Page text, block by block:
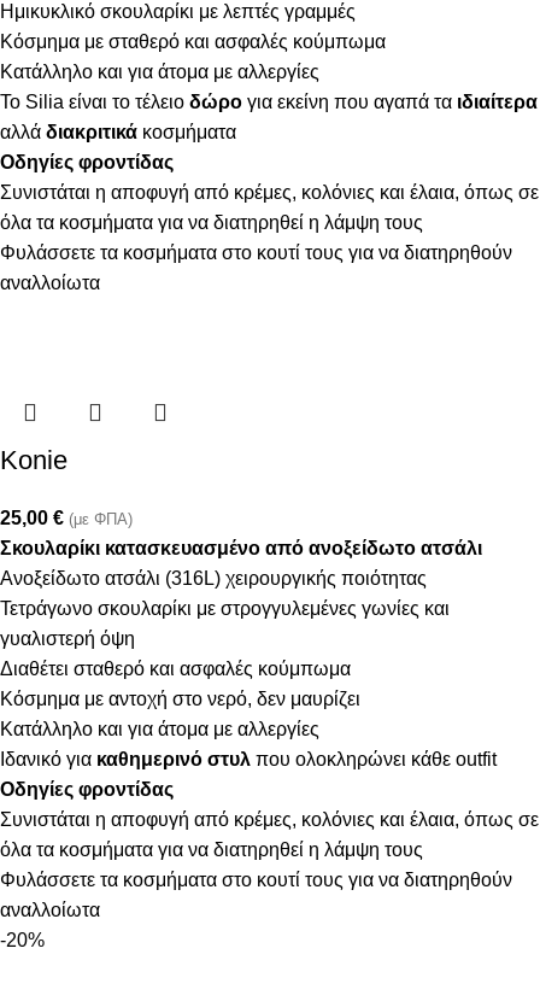
Ημικυκλικό σκουλαρίκι με λεπτές γραμμές
Κόσμημα με σταθερό και ασφαλές κούμπωμα
Κατάλληλο και για άτομα με αλλεργίες
Το Silia είναι το τέλειο δώρο για εκείνη που αγαπά τα ιδιαίτερα
αλλά διακριτικά κοσμήματα
Οδηγίες φροντίδας
Συνιστάται η αποφυγή από κρέμες, κολόνιες και έλαια, όπως σε
όλα τα κοσμήματα για να διατηρηθεί η λάμψη τους
Φυλάσσετε τα κοσμήματα στο κουτί τους για να διατηρηθούν
αναλλοίωτα
Konie
25,00 € (με ΦΠΑ)
Σκουλαρίκι κατασκευασμένο από ανοξείδωτο ατσάλι
Ανοξείδωτο ατσάλι (316L) χειρουργικής ποιότητας
Τετράγωνο σκουλαρίκι με στρογγυλεμένες γωνίες και
γυαλιστερή όψη
Διαθέτει σταθερό και ασφαλές κούμπωμα
Κόσμημα με αντοχή στο νερό, δεν μαυρίζει
Κατάλληλο και για άτομα με αλλεργίες
Ιδανικό για καθημερινό στυλ που ολοκληρώνει κάθε outfit
Οδηγίες φροντίδας
Συνιστάται η αποφυγή από κρέμες, κολόνιες και έλαια, όπως σε
όλα τα κοσμήματα για να διατηρηθεί η λάμψη τους
Φυλάσσετε τα κοσμήματα στο κουτί τους για να διατηρηθούν
αναλλοίωτα
-20%